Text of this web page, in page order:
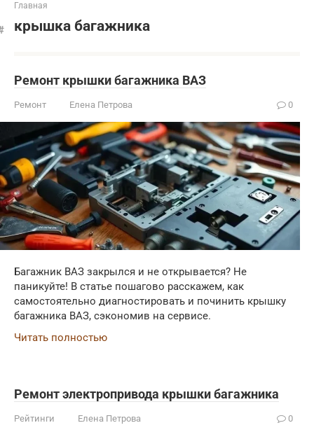
Главная
крышка багажника
Ремонт крышки багажника ВАЗ
Ремонт Елена Петрова 0
Багажник ВАЗ закрылся и не открывается? Не
паникуйте! В статье пошагово расскажем, как
самостоятельно диагностировать и починить крышку
багажника ВАЗ, сэкономив на сервисе.
Читать полностью
Ремонт электропривода крышки багажника
Рейтинги Елена Петрова 0